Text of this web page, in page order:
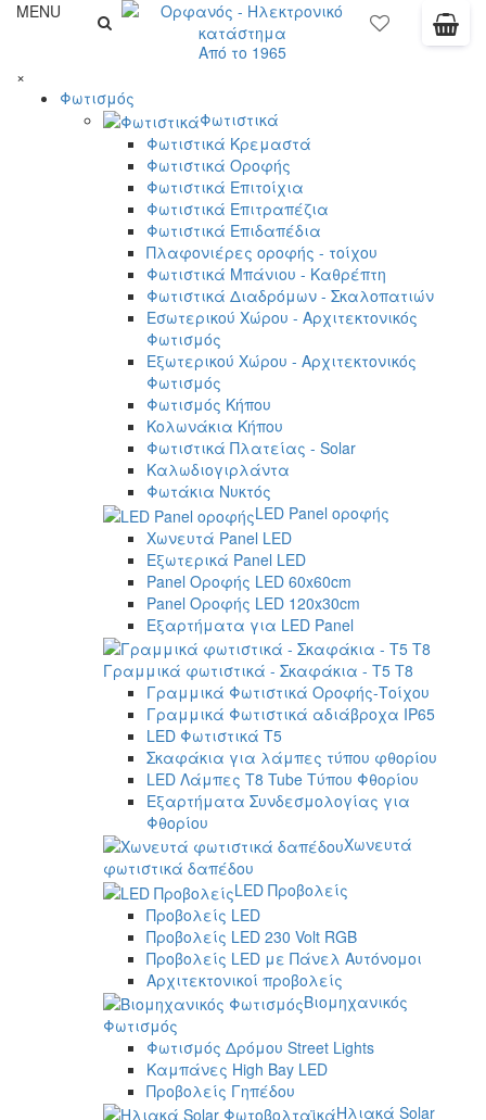
MENU
Από το 1965
×
Φωτισμός
Φωτιστικά
Φωτιστικά Κρεμαστά
Φωτιστικά Οροφής
Φωτιστικά Επιτοίχια
Φωτιστικά Επιτραπέζια
Φωτιστικά Επιδαπέδια
Πλαφονιέρες οροφής - τοίχου
Φωτιστικά Μπάνιου - Καθρέπτη
Φωτιστικά Διαδρόμων - Σκαλοπατιών
Εσωτερικού Χώρου - Αρχιτεκτονικός
Φωτισμός
Εξωτερικού Χώρου - Αρχιτεκτονικός
Φωτισμός
Φωτισμός Κήπου
Κολωνάκια Κήπου
Φωτιστικά Πλατείας - Solar
Καλωδιογιρλάντα
Φωτάκια Νυκτός
LED Panel οροφής
Χωνευτά Panel LED
Εξωτερικά Panel LED
Panel Οροφής LED 60x60cm
Panel Οροφής LED 120x30cm
Εξαρτήματα για LED Panel
Γραμμικά φωτιστικά - Σκαφάκια - Τ5 T8
Γραμμικά Φωτιστικά Οροφής-Τοίχου
Γραμμικά Φωτιστικά αδιάβροχα IP65
LED Φωτιστικά T5
Σκαφάκια για λάμπες τύπου φθορίου
LED Λάμπες T8 Tube Τύπου Φθορίου
Εξαρτήματα Συνδεσμολογίας για
Φθορίου
Χωνευτά
φωτιστικά δαπέδου
LED Προβολείς
Προβολείς LED
Προβολείς LED 230 Volt RGB
Προβολείς LED με Πάνελ Αυτόνομοι
Αρχιτεκτονικοί προβολείς
Βιομηχανικός
Φωτισμός
Φωτισμός Δρόμου Street Lights
Καμπάνες High Bay LED
Προβολείς Γηπέδου
Ηλιακά Solar